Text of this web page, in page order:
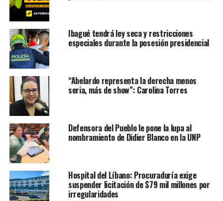
Ibagué tendrá ley seca y restricciones
especiales durante la posesión presidencial
“Abelardo representa la derecha menos
seria, más de show”: Carolina Torres
Defensora del Pueblo le pone la lupa al
nombramiento de Didier Blanco en la UNP
Hospital del Líbano: Procuraduría exige
suspender licitación de $79 mil millones por
irregularidades